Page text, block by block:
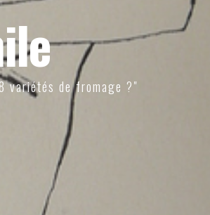
variétés de fromage ?"